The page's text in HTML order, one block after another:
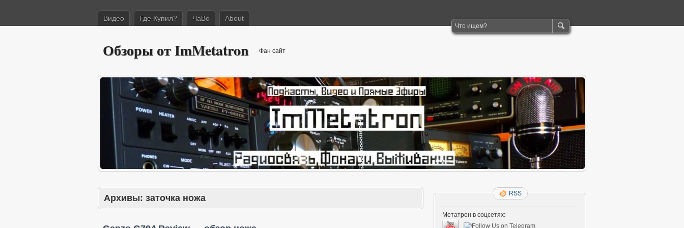
Видео Где Купил? ЧаВо About
Обзоры от ImMetatron Фан сайт
Архивы: заточка ножа RSS
Метатрон в соцсетях: